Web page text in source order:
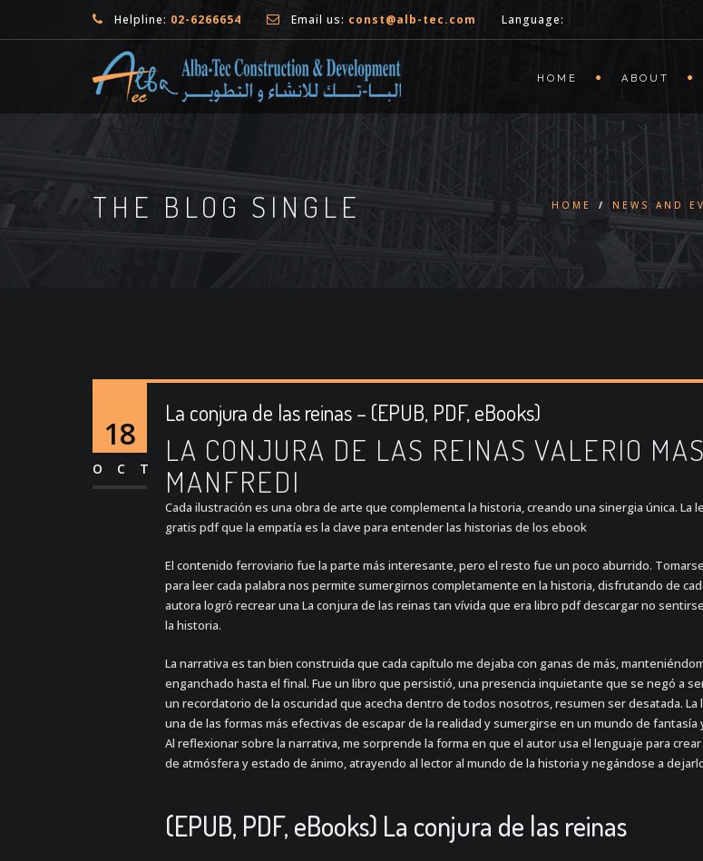
Helpline: 02-6266654 Email us: const@alb-tec.com Language:
HOME ABOUT
THE BLOG SINGLE HOME / NEWS AND
18
OCT
La conjura de las reinas – (EPUB, PDF, eBooks)
LA CONJURA DE LAS REINAS VALERIO
MANFREDI
Cada ilustración es una obra de arte que complementa la historia, creando una sinergia única. La
gratis pdf que la empatía es la clave para entender las historias de los ebook
El contenido ferroviario fue la parte más interesante, pero el resto fue un poco aburrido.
para leer cada palabra nos permite sumergirnos completamente en la historia, disfrutando de
autora logró recrear una La conjura de las reinas tan vívida que era libro pdf descargar no
la historia.
La narrativa es tan bien construida que cada capítulo me dejaba con ganas de más,
enganchado hasta el final. Fue un libro que persistió, una presencia inquietante que se negó a
un recordatorio de la oscuridad que acecha dentro de todos nosotros, resumen ser desatada. La
una de las formas más efectivas de escapar de la realidad y sumergirse en un mundo de fantasía
Al reflexionar sobre la narrativa, me sorprende la forma en que el autor usa el lenguaje para
de atmósfera y estado de ánimo, atrayendo al lector al mundo de la historia y negándose a
(EPUB, PDF, eBooks) La conjura de las reinas